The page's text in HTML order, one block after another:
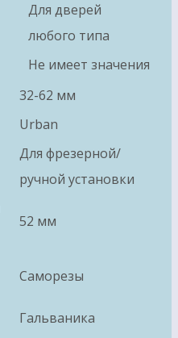
Для дверей
любого типа
Не имеет значения
32-62 мм
Urban
Для фрезерной/
ручной установки
52 мм
Саморезы
Гальваника